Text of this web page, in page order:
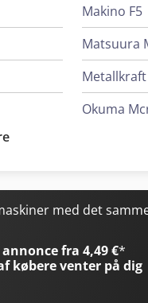
Makino F5
Matsuura
Metallkraft
Okuma
med det
fra 4,49 €*
købereventer på dig